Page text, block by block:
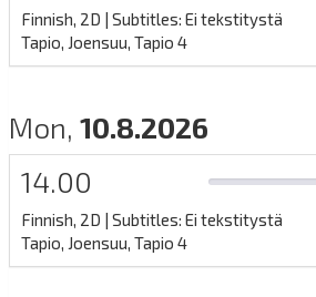
Full
Finnish, 2D | Subtitles: Ei tekstitystä
Tapio, Joensuu, Tapio 4
Mon, 10.8.2026
14.00
0%
Full
Finnish, 2D | Subtitles: Ei tekstitystä
Tapio, Joensuu, Tapio 4